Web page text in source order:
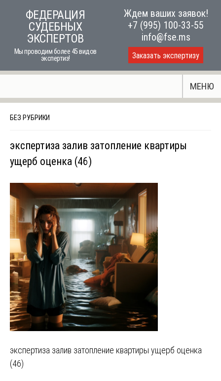
ФЕДЕРАЦИЯ
СУДЕБНЫХ
ЭКСПЕРТОВ
Мы проводим более 45 видов
экспертиз!
Ждем ваших заявок!
+7 (995) 100-33-55
info@fse.ms
Заказать экспертизу
МЕНЮ
БЕЗ РУБРИКИ
экспертиза залив затопление квартиры
ущерб оценка (46)
Навигация
по
экспертиза залив затопление квартиры ущерб оценка
(46)